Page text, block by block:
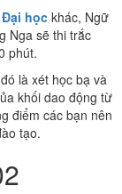
học khác, Ngữ
Nga sẽ thi trắc
phút.
là xét học bạ và
khối dao động từ
điểm các bạn nên
tạo.